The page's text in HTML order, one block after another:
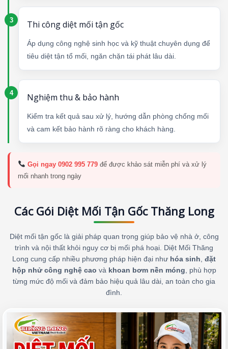
Thi công diệt mối tận gốc
Áp dụng công nghệ sinh học và kỹ thuật chuyên dụng để
tiêu diệt tận tổ mối, ngăn chặn tái phát lâu dài.
Nghiệm thu & bảo hành
Kiểm tra kết quả sau xử lý, hướng dẫn phòng chống mối
và cam kết bảo hành rõ ràng cho khách hàng.
Gọi ngay 0902 995 779để được khảo sát miễn phí và xử lý
mối nhanh trong ngày
Các Gói Diệt Mối Tận Gốc Thăng Long
Diệt mối tận gốc là giải pháp quan trọng giúp bảo vệ nhà ở, công
trình và nội thất khỏi nguy cơ bị mối phá hoại. Diệt Mối Thăng
Long cung cấp nhiều phương pháp hiện đại như hóa sinh đặt
hộp nhử công nghệ cao và khoan bơm nền móng , phù hợp
từng mức độ mối và đảm bảo hiệu quả lâu dài, an toàn cho gia
đình.